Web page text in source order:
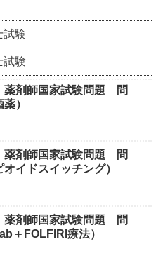
験
験
剤師国家試験問題 問
）
剤師国家試験問題 問
イドスイッチング）
剤師国家試験問題 問
＋FOLFIRI療法）